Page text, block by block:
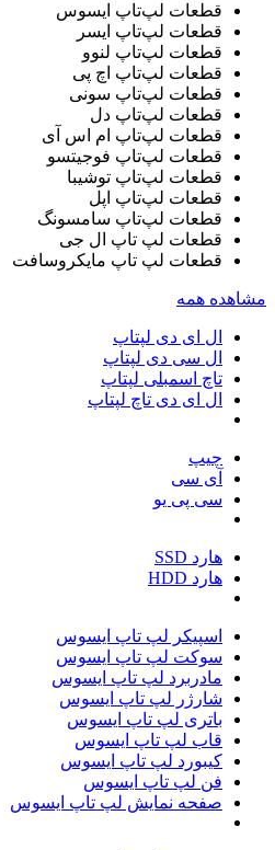
قطعات لپ‌تاپ ایسوس
قطعات لپ‌تاپ ایسر
قطعات لپ‌تاپ لنوو
قطعات لپ‌تاپ اچ پی
قطعات لپ‌تاپ سونی
قطعات لپ‌تاپ دل
قطعات لپ‌تاپ ام اس آی
قطعات لپ‌تاپ فوجیتسو
قطعات لپ‌تاپ توشیبا
قطعات لپ‌تاپ اپل
قطعات لپ‌تاپ سامسونگ
قطعات لپ تاپ ال جی
قطعات لپ تاپ مایکروسافت
مشاهده همه
ال ای دی لپتاپ
ال سی دی لپتاپ
تاچ اسمبلی لپتاپ
ال ای دی تاچ لپتاپ
چیپ
آی سی
سی پی یو
هارد SSD
هارد HDD
اسپیکر لپ تاپ ایسوس
سوکت لپ تاپ ایسوس
مادربرد لپ تاپ ایسوس
شارژر لپ تاپ ایسوس
باتری لپ تاپ ایسوس
قاب لپ تاپ ایسوس
کیبورد لپ تاپ ایسوس
فن لپ تاپ ایسوس
صفحه نمایش لپ تاپ ایسوس